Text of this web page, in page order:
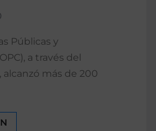
Públicas y
a través del
alcanzó más de 200